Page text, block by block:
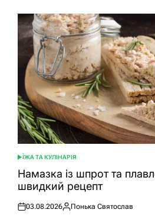
ОПУБЛІКУВАТИ
У
ЇЖА ТА КУЛІНАРІЯ
Намазка із шпрот та
швидкий рецепт
Оприлюднено
03.08.2026
Опубліковано
Понька Святослав